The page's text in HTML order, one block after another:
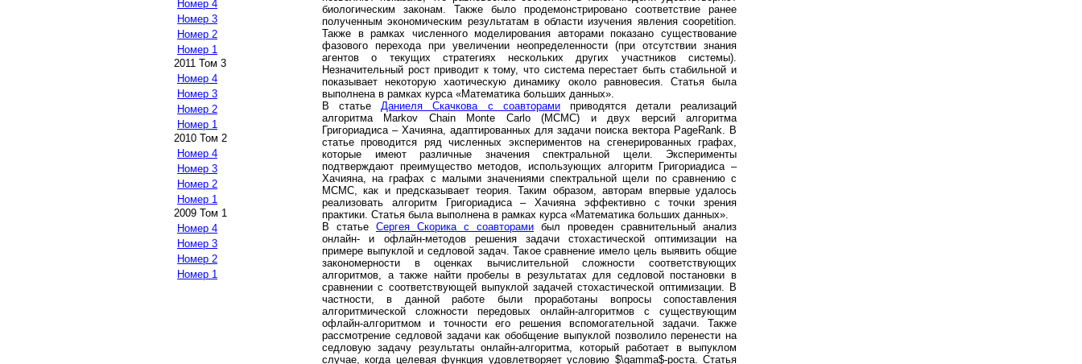
Номер 4
Номер 3
Номер 2
Номер 1
2011 Том 3
Номер 4
Номер 3
Номер 2
Номер 1
2010 Том 2
Номер 4
Номер 3
Номер 2
Номер 1
2009 Том 1
Номер 4
Номер 3
Номер 2
Номер 1
биологическим законам. Также было продемонстрировано соответствие ранее
полученным экономическим результатам в области изучения явления coopetition.
Также в рамках численного моделирования авторами показано существование
фазового перехода при увеличении неопределенности (при отсутствии знания
агентов о текущих стратегиях нескольких других участников системы).
Незначительный рост приводит к тому, что система перестает быть стабильной и
показывает некоторую хаотическую динамику около равновесия. Статья была
выполнена в рамках курса «Математика больших данных».
В статье Даниеля Скачкова с соавторамиприводятся детали реализаций
алгоритма Markov Chain Monte Carlo (MCMC) и двух версий алгоритма
Григориадиса – Хачияна, адаптированных для задачи поиска вектора PageRank. В
статье проводится ряд численных экспериментов на сгенерированных графах,
которые имеют различные значения спектральной щели. Эксперименты
подтверждают преимущество методов, использующих алгоритм Григориадиса –
Хачияна, на графах с малыми значениями спектральной щели по сравнению с
MCMC, как и предсказывает теория. Таким образом, авторам впервые удалось
реализовать алгоритм Григориадиса – Хачияна эффективно с точки зрения
практики. Статья была выполнена в рамках курса «Математика больших данных».
В статье Сергея Скорика с соавторами был проведен сравнительный анализ
онлайн- и офлайн-методов решения задачи стохастической оптимизации на
примере выпуклой и седловой задач. Такое сравнение имело цель выявить общие
закономерности в оценках вычислительной сложности соответствующих
алгоритмов, а также найти пробелы в результатах для седловой постановки в
сравнении с соответствующей выпуклой задачей стохастической оптимизации. В
частности, в данной работе были проработаны вопросы сопоставления
алгоритмической сложности передовых онлайн-алгоритмов с существующим
офлайн-алгоритмом и точности его решения вспомогательной задачи. Также
рассмотрение седловой задачи как обобщение выпуклой позволило перенести на
седловую задачу результаты онлайн-алгоритма, который работает в выпуклом
случае, когда целевая функция удовлетворяет условию $\gamma$-роста. Статья